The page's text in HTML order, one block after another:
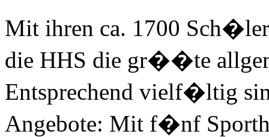
Mit ihren ca. 1700
die HHS die gr��te
Entsprechend vielf�ltig
Angebote: Mit f�nf